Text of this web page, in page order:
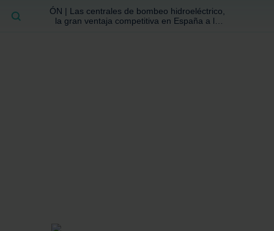
ÓN | Las centrales de bombeo hidroeléctrico,
la gran ventaja competitiva en España a la
BUSCAR